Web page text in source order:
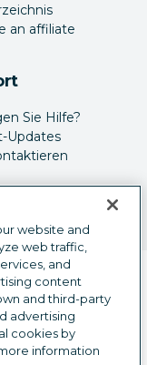
an affiliate
Sie Hilfe?
Updates
vorbehalten.
Datenschutz
website and
web traffic,
and
content
and third-party
advertising
cookies by
information